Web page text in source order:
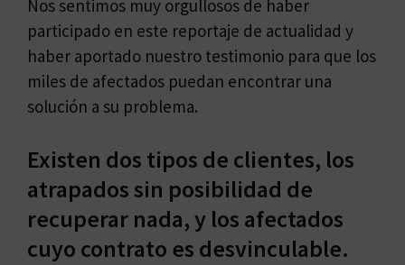
Nos sentimos muy orgullosos de haber
participado en este reportaje de actualidad y
haber aportado nuestro testimonio para que los
miles de afectados puedan encontrar una
solución a su problema.
Existen dos tipos de clientes, los
atrapados sin posibilidad de
recuperar nada, y los afectados
cuyo contrato es desvinculable.